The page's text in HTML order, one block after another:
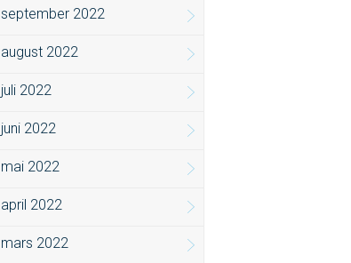
september 2022
august 2022
juli 2022
juni 2022
mai 2022
april 2022
mars 2022